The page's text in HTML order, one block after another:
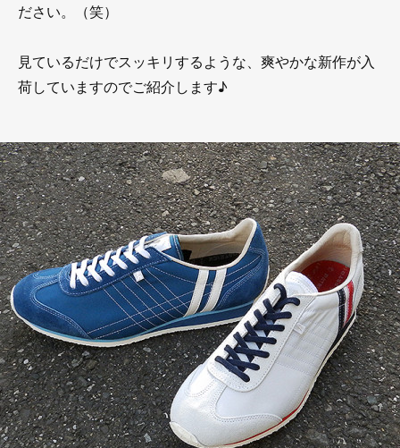
ださい。（笑）
見ているだけでスッキリするような、爽やかな新作が入
荷していますのでご紹介します♪